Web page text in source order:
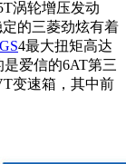
涡轮增压发动
的三菱劲炫有着
GS4最大扭矩高达
是爱信的6AT第三
变速箱，其中前